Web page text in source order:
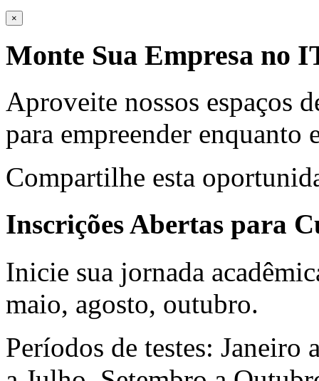
×
Monte Sua Empresa no
Aproveite nossos espaços
para empreender enquanto
Compartilhe esta
Inscrições Abertas para
Inicie sua jornada
maio, agosto, outubro.
Períodos de testes: